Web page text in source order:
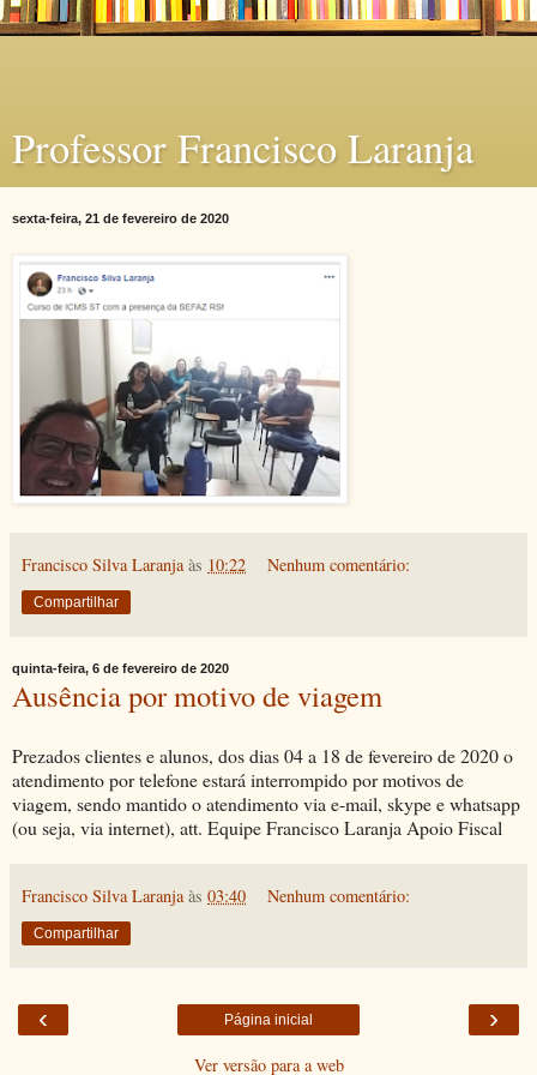
Professor Francisco Laranja
sexta-feira, 21 de fevereiro de 2020
Francisco Silva Laranja às 10:22 Nenhum comentário:
Compartilhar
quinta-feira, 6 de fevereiro de 2020
Ausência por motivo de viagem
Prezados clientes e alunos, dos dias 04 a 18 de fevereiro de 2020 o
atendimento por telefone estará interrompido por motivos de
viagem, sendo mantido o atendimento via e-mail, skype e whatsapp
(ou seja, via internet), att. Equipe Francisco Laranja Apoio Fiscal
Francisco Silva Laranja às 03:40 Nenhum comentário:
Compartilhar
‹ ›
Página inicial
Ver versão para a web